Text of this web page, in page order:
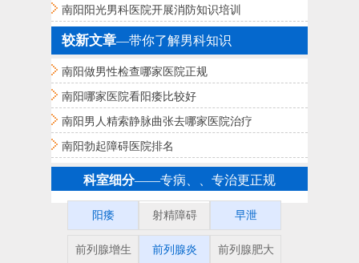
南阳阳光男科医院开展消防知识培训
较新文章—带你了解男科知识
南阳做男性检查哪家医院正规
南阳哪家医院看阳痿比较好
南阳男人精索静脉曲张去哪家医院治疗
南阳勃起障碍医院排名
科室细分——专病、、专治更正规
阳痿 射精障碍 早泄
前列腺增生 前列腺炎 前列腺肥大